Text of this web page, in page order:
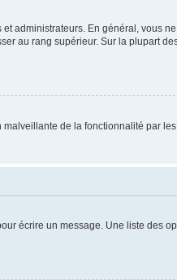
administrateurs. En général, vous
au rang supérieur. Sur la plupart
malveillante de la fonctionnalité par
écrire un message. Une liste des